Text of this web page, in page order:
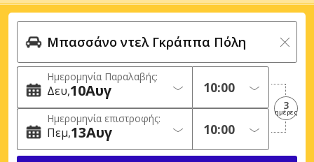
Ημερομηνία Παραλαβής:
Δευ 10Αυγ
Ημερομηνία επιστροφής:
Πεμ 13Αυγ
3
ημέρες